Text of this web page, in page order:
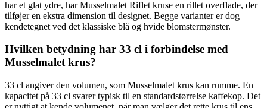
har et glat ydre, har Musselmalet Riflet kruse en rillet overflade, der
tilføjer en ekstra dimension til designet. Begge varianter er dog
kendetegnet ved det klassiske blå og hvide blomstermønster.
Hvilken betydning har 33 cl i forbindelse med
Musselmalet krus?
33 cl angiver den volumen, som Musselmalet krus kan rumme. En
kapacitet på 33 cl svarer typisk til en standardstørrelse kaffekop. Det